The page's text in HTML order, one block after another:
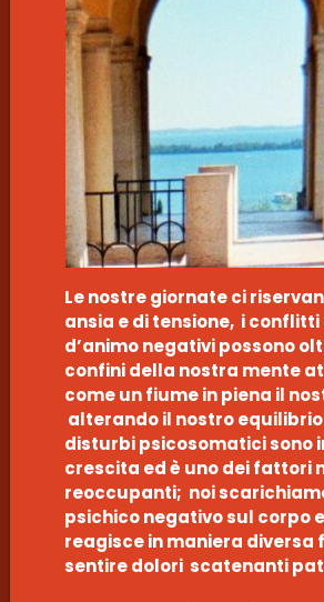
Le nostre giornate ci
ansia e di tensione, i
d’animo negativi possono
confini della nostra mente
come un fiume in piena il
alterando il nostro
disturbi psicosomatici sono
crescita ed è uno dei fattori
reoccupanti; noi
psichico negativo sul corpo
reagisce in maniera diversa
sentire dolori scatenanti